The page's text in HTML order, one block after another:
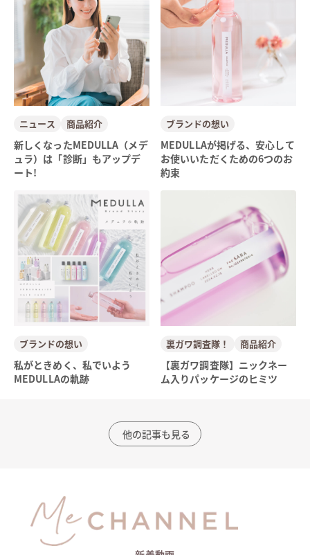
ニュース 商品紹介
新しくなったMEDULLA（メデ
ュラ）は「診断」もアップデ
ート!
ブランドの想い
MEDULLAが掲げる、安心して
お使いいただくための6つのお
約束
ブランドの想い
私がときめく、私でいよう
MEDULLAの軌跡
裏ガワ調査隊！ 商品紹介
【裏ガワ調査隊】ニックネー
ム入りパッケージのヒミツ
他の記事も見る